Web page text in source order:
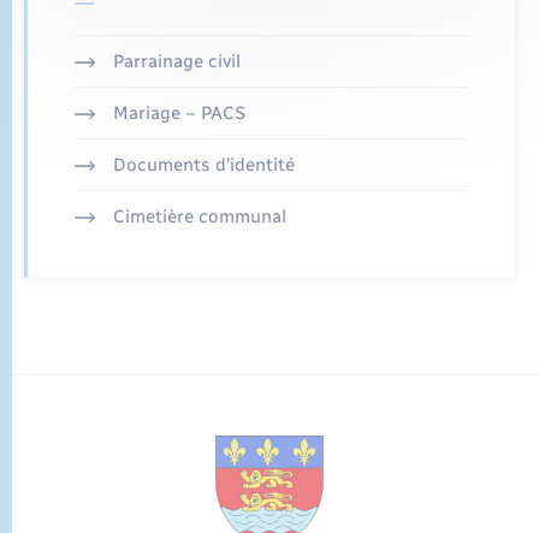
Parrainage civil
Mariage – PACS
Documents d’identité
Cimetière communal